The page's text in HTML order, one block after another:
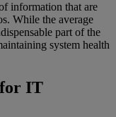
information that are
While the average
part of the
system health
for IT